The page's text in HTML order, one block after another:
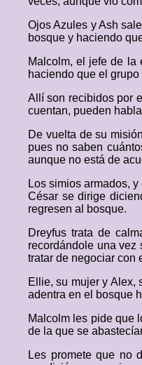
Ojos Azules y Ash
bosque y haciendo
Malcolm, el jefe de la
haciendo que el
Allí son recibidos por
cuentan, pueden
De vuelta de su
pues no saben
aunque no está de
Los simios armados,
César se dirige
regresen al bosque.
Dreyfus trata de
recordándole una vez
tratar de negociar con
Ellie, su mujer y Alex,
adentra en el bosque
Malcolm les pide que
de la que se
Les promete que no